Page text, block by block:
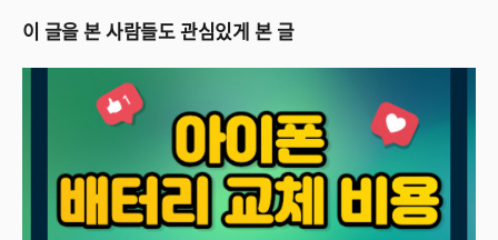
이 글을 본 사람들도 관심있게 본 글